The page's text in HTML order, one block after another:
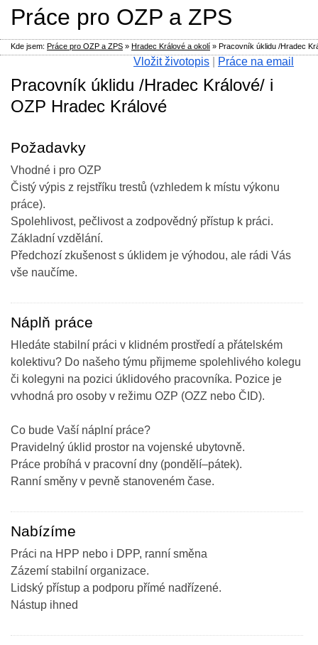
Pracovník úklidu /Hradec Králové/ i
OZP Hradec Králové
Požadavky
Vhodné i pro OZP
Čistý výpis z rejstříku trestů (vzhledem k místu výkonu
práce).
Spolehlivost, pečlivost a zodpovědný přístup k práci.
Základní vzdělání.
Předchozí zkušenost s úklidem je výhodou, ale rádi Vás
vše naučíme.
Náplň práce
Hledáte stabilní práci v klidném prostředí a přátelském
kolektivu? Do našeho týmu přijmeme spolehlivého kolegu
či kolegyni na pozici úklidového pracovníka. Pozice je
vvhodná pro osoby v režimu OZP (OZZ nebo ČID).
Co bude Vaší náplní práce?
Pravidelný úklid prostor na vojenské ubytovně.
Práce probíhá v pracovní dny (pondělí–pátek).
Ranní směny v pevně stanoveném čase.
Nabízíme
Práci na HPP nebo i DPP, ranní směna
Zázemí stabilní organizace.
Lidský přístup a podporu přímé nadřízené.
Nástup ihned
Práce pro OZP a ZPS
Vložit životopis Práce na email
Kde jsem: Práce pro OZP a ZPS » Hradec Králové a okolí » Pracovník úklidu /Hradec